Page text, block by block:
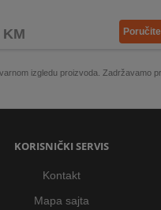
KM Poručite
izgledu proizvoda. Zadržavamo
KORISNIČKI SERVIS
Kontakt
Mapa sajta